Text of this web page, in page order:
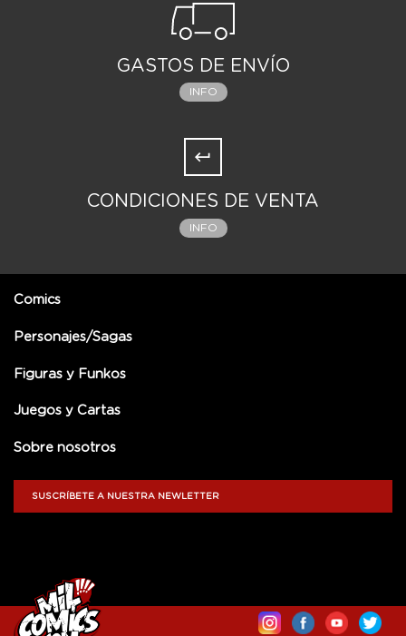
GASTOS DE ENVÍO
INFO
CONDICIONES DE VENTA
INFO
Comics
Personajes/Sagas
Figuras y Funkos
Juegos y Cartas
Sobre nosotros
SUSCRÍBETE A NUESTRA NEWLETTER